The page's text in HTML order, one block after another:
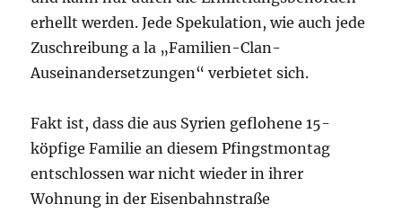
erhellt werden. Jede Spekulation, wie auch jede
Zuschreibung a la „Familien-Clan-
Auseinandersetzungen“ verbietet sich.
Fakt ist, dass die aus Syrien geflohene 15-
köpfige Familie an diesem Pfingstmontag
entschlossen war nicht wieder in ihrer
Wohnung in der Eisenbahnstraße